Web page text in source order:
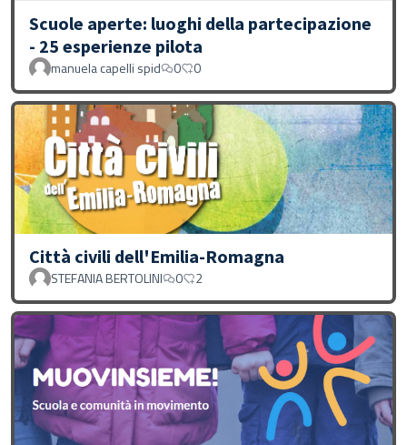
Scuole aperte: luoghi della partecipazione
- 25 esperienze pilota
manuela capelli spid 0 0
Città civili dell'Emilia-Romagna
STEFANIA BERTOLINI 0 2